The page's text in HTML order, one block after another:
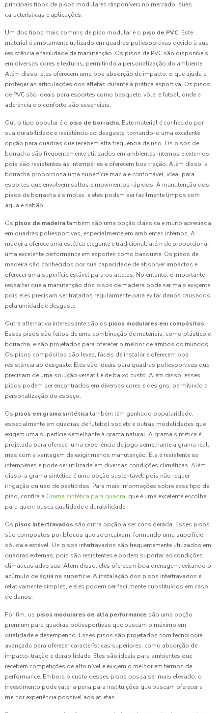
principais tipos de pisos modulares disponíveis no mercado, suas
características e aplicações.
Um dos tipos mais comuns de piso modular é o piso de PVC. Este
material é amplamente utilizado em quadras poliesportivas devido à sua
resistência e facilidade de manutenção. Os pisos de PVC são disponíveis
em diversas cores e texturas, permitindo a personalização do ambiente.
Além disso, eles oferecem uma boa absorção de impacto, o que ajuda a
proteger as articulações dos atletas durante a prática esportiva. Os pisos
de PVC são ideais para esportes como basquete, vôlei e futsal, onde a
aderência e o conforto são essenciais.
Outro tipo popular é o piso de borracha. Este material é conhecido por
sua durabilidade e resistência ao desgaste, tornando-o uma excelente
opção para quadras que recebem alta frequência de uso. Os pisos de
borracha são frequentemente utilizados em ambientes internos e externos,
pois são resistentes às intempéries e oferecem boa tração. Além disso, a
borracha proporciona uma superfície macia e confortável, ideal para
esportes que envolvem saltos e movimentos rápidos. A manutenção dos
pisos de borracha é simples, e eles podem ser facilmente limpos com
água e sabão.
Os pisos de madeiratambém são uma opção clássica e muito apreciada
em quadras poliesportivas, especialmente em ambientes internos. A
madeira oferece uma estética elegante e tradicional, além de proporcionar
uma excelente performance em esportes como basquete. Os pisos de
madeira são conhecidos por sua capacidade de absorver impactos e
oferecer uma superfície estável para os atletas. No entanto, é importante
ressaltar que a manutenção dos pisos de madeira pode ser mais exigente,
pois eles precisam ser tratados regularmente para evitar danos causados
pela umidade e desgaste.
Outra alternativa interessante são os pisos modulares em compósitos.
Esses pisos são feitos de uma combinação de materiais, como plástico e
borracha, e são projetados para oferecer o melhor de ambos os mundos.
Os pisos compósitos são leves, fáceis de instalar e oferecem boa
resistência ao desgaste. Eles são ideais para quadras poliesportivas que
precisam de uma solução versátil e de baixo custo. Além disso, esses
pisos podem ser encontrados em diversas cores e designs, permitindo a
personalização do espaço.
Os pisos em grama sintéticatambém têm ganhado popularidade,
especialmente em quadras de futebol society e outras modalidades que
exigem uma superfície semelhante à grama natural. A grama sintética é
projetada para oferecer uma experiência de jogo semelhante à grama real,
mas com a vantagem de exigir menos manutenção. Ela é resistente às
intempéries e pode ser utilizada em diversas condições climáticas. Além
disso, a grama sintética é uma opção sustentável, pois não requer
irrigação ou uso de pesticidas. Para mais informações sobre esse tipo de
piso, confira a Grama sintética para quadra, que é uma excelente escolha
para quem busca qualidade e durabilidade.
Os pisos intertravados são outra opção a ser considerada. Esses pisos
são compostos por blocos que se encaixam, formando uma superfície
sólida e estável. Os pisos intertravados são frequentemente utilizados em
quadras externas, pois são resistentes e podem suportar as condições
climáticas adversas. Além disso, eles oferecem boa drenagem, evitando o
acúmulo de água na superfície. A instalação dos pisos intertravados é
relativamente simples, e eles podem ser facilmente substituídos em caso
de danos.
Por fim, os pisos modulares de alta performance são uma opção
premium para quadras poliesportivas que buscam o máximo em
qualidade e desempenho. Esses pisos são projetados com tecnologia
avançada para oferecer características superiores, como absorção de
impacto, tração e durabilidade. Eles são ideais para ambientes que
recebem competições de alto nível e exigem o melhor em termos de
performance. Embora o custo desses pisos possa ser mais elevado, o
investimento pode valer a pena para instituições que buscam oferecer a
melhor experiência possível aos atletas.